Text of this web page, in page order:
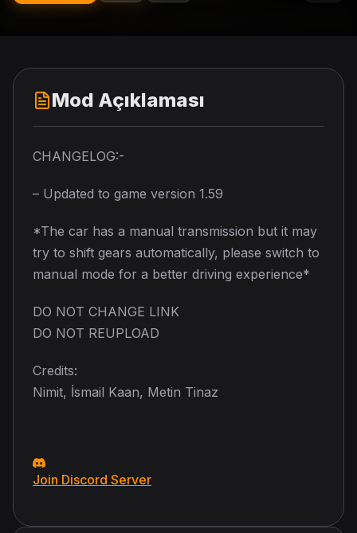
Mod Açıklaması
CHANGELOG:-
– Updated to game version 1.59
*The car has a manual transmission but it may
try to shift gears automatically, please switch to
manual mode for a better driving experience*
DO NOT CHANGE LINK
DO NOT REUPLOAD
Credits:
Nimit, İsmail Kaan, Metin Tinaz
Join Discord Server